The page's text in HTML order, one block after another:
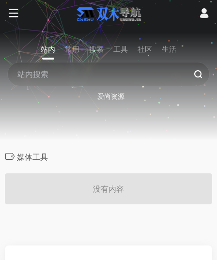
站内 常用 搜索 工具 社区 生活
爱尚资源
媒体工具
没有内容